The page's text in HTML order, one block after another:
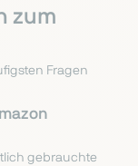
zum
Fragen
gebrauchte